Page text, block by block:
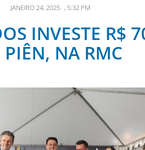
JANEIRO 24, 2025 , 5:32 PM
INVESTE R$
PIÊN, NA RMC